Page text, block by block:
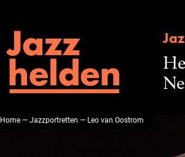
Home—Jazzportretten — Leo van Oostrom